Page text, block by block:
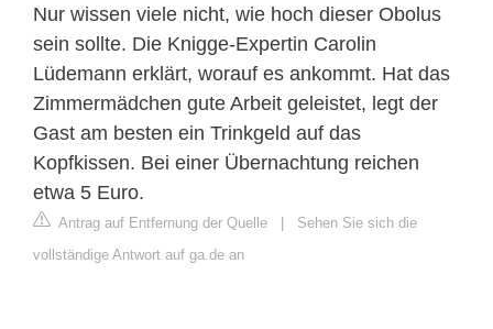
Nur wissen viele nicht, wie hoch dieser Obolus
sein sollte. Die Knigge-Expertin Carolin
Lüdemann erklärt, worauf es ankommt. Hat das
Zimmermädchen gute Arbeit geleistet, legt der
Gast am besten ein Trinkgeld auf das
Kopfkissen. Bei einer Übernachtung reichen
etwa 5 Euro.
Antrag auf Entfernung der Quelle | Sehen Sie sich die
vollständige Antwort auf ga.de an